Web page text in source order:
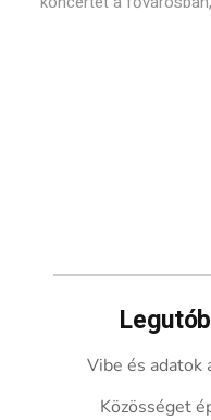
Vibe és adatok
Közösséget